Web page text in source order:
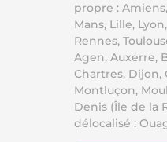
propre :
Mans, Lille,
Rennes,
Agen, Auxerre,
Chartres, Dijon,
Montluçon,
Denis (Île de la
délocalisé :